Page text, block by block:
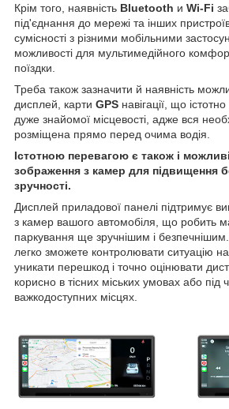
Крім того, наявність Bluetooth и Wi-Fi
під'єднання до мережі та інших
сумісності з різними мобільними
можливості для мультимедійного
поїздки.
Треба також зазначити й наявність
дисплей, карти GPS навігації, що
дуже знайомої місцевості, адже вся
розміщена прямо перед очима водія.
Істотною перевагою є також і
зображення з камер для підвищення
зручності.
Дисплей приладової панелі підтримує
з камер вашого автомобіля, що робить
паркування ще зручнішим і
легко зможете контролювати ситуацію
уникати перешкод і точно оцінювати
корисно в тісних міських умовах або під
важкодоступних місцях.